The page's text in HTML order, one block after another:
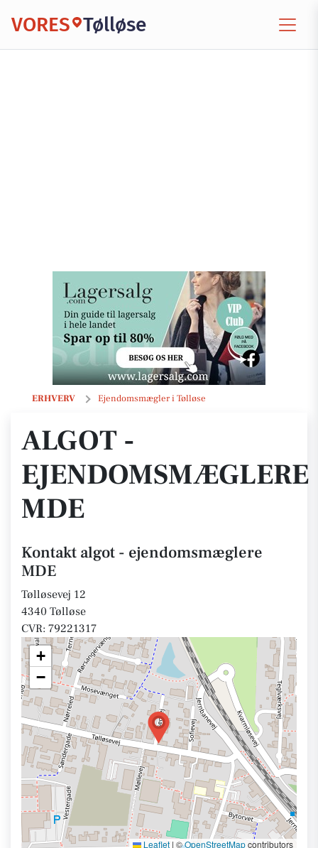
VORES Tølløse
ERHVERV Ejendomsmægler i Tølløse
algot - ejendomsmæglere MDE
ALGOT -
EJENDOMSMÆGLERE
MDE
Kontakt algot - ejendomsmæglere
MDE
Tølløsevej 12
4340 Tølløse
CVR: 79221317
+
−
Leaflet | ©OpenStreetMapcontributors